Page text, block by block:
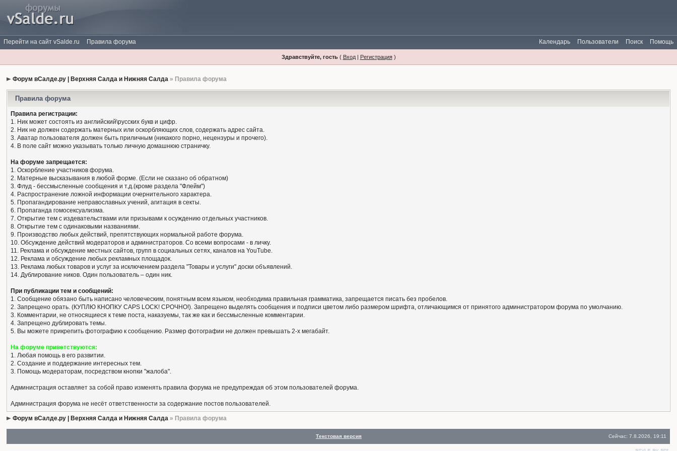
Перейти на сайт vSalde.ru Правила форума Помощь
Поиск
Пользователи
Календарь
Здравствуйте, гость( Вход| Регистрация)
Форум вСалде.ру | Верхняя Салда и Нижняя Салда » Правила форума
Правила форума
Правила регистрации:
1. Ник может состоять из английский\русских букв и цифр.
2. Ник не должен содержать матерных или оскорбляющих слов, содержать адрес сайта.
3. Аватар пользователя должен быть приличным (никакого порно, нецензуры и прочего).
4. В поле сайт можно указывать только личную домашнюю страничку.
На форуме запрещается:
1. Оскорбление участников форума.
2. Матерные высказывания в любой форме. (Если не сказано об обратном)
3. Флуд - бессмысленные сообщения и т.д.(кроме раздела "Флейм")
4. Распространение ложной информации очернительного характера.
5. Пропагандирование неправославных учений, агитация в секты.
6. Пропаганда гомосексуализма.
7. Открытие тем с издевательствами или призывами к осуждению отдельных участников.
8. Открытие тем с одинаковыми названиями.
9. Производство любых действий, препятствующих нормальной работе форума.
10. Обсуждение действий модераторов и администраторов. Со всеми вопросами - в личку.
11. Реклама и обсуждение местных сайтов, групп в социальных сетях, каналов на YouTube.
12. Реклама и обсуждение любых рекламных площадок.
13. Реклама любых товаров и услуг за исключением раздела "Товары и услуги" доски объявлений.
14. Дублирование ников. Один пользователь – один ник.
При публикации тем и сообщений:
1. Сообщение обязано быть написано человеческим, понятным всем языком, необходима правильная грамматика, запрещается писать без пробелов.
2. Запрещено орать. (КУПЛЮ КНОПКУ CAPS LOCK! СРОЧНО!). Запрещено выделять сообщения и подписи цветом либо размером шрифта, отличающимся от принятого администратором форума по умолчанию.
3. Комментарии, не относящиеся к теме поста, наказуемы, так же как и бессмысленные комментарии.
4. Запрещено дублировать темы.
5. Вы можете прикрепить фотографию к сообщению. Размер фотографии не должен превышать 2-х мегабайт.
На форуме приветствуются:
1. Любая помощь в его развитии.
2. Создание и поддержание интересных тем.
3. Помощь модераторам, посредством кнопки "жалоба".
Администрация оставляет за собой право изменять правила форума не предупреждая об этом пользователей форума.
Администрация форума не несёт ответственности за содержание постов пользователей.
Форум вСалде.ру | Верхняя Салда и Нижняя Салда » Правила форума
Текстовая версия Сейчас: 7.8.2026, 19:11